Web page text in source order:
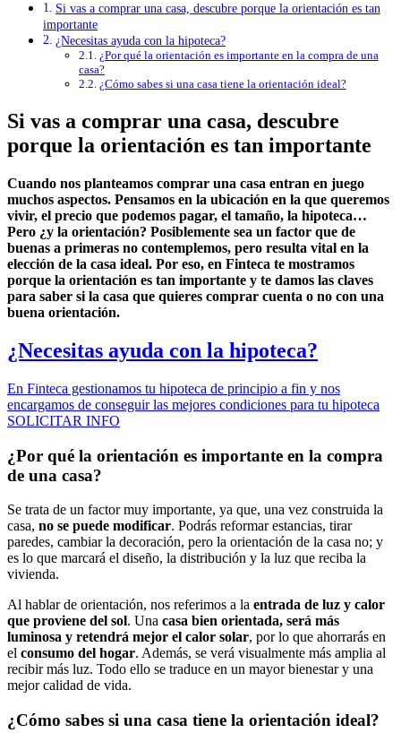
Si vas a comprar una casa, descubre porque la orientación es tan
importante
¿Necesitas ayuda con la hipoteca?
¿Por qué la orientación es importante en la compra de una
casa?
¿Cómo sabes si una casa tiene la orientación ideal?
Si vas a comprar una casa, descubre
porque la orientación es tan importante
Cuando nos planteamos comprar una casa entran en juego
muchos aspectos. Pensamos en la ubicación en la que queremos
vivir, el precio que podemos pagar, el tamaño, la hipoteca…
Pero ¿y la orientación? Posiblemente sea un factor que de
buenas a primeras no contemplemos, pero resulta vital en la
elección de la casa ideal. Por eso, en Finteca te mostramos
porque la orientación es tan importante y te damos las claves
para saber si la casa que quieres comprar cuenta o no con una
buena orientación.
¿Necesitas ayuda con la hipoteca?
En Finteca gestionamos tu hipoteca de principio a fin y nos
encargamos de conseguir las mejores condiciones para tu hipoteca
SOLICITAR INFO
¿Por qué la orientación es importante en la compra
de una casa?
Se trata de un factor muy importante, ya que, una vez construida la
casa, no se puede modificar. Podrás reformar estancias, tirar
paredes, cambiar la decoración, pero la orientación de la casa no; y
es lo que marcará el diseño, la distribución y la luz que reciba la
vivienda.
Al hablar de orientación, nos referimos a la entrada de luz y calor
que proviene del sol. Una casa bien orientada, será más
luminosa y retendrá mejor el calor solar, por lo que ahorrarás en
el consumo del hogar. Además, se verá visualmente más amplia al
recibir más luz. Todo ello se traduce en un mayor bienestar y una
mejor calidad de vida.
¿Cómo sabes si una casa tiene la orientación ideal?